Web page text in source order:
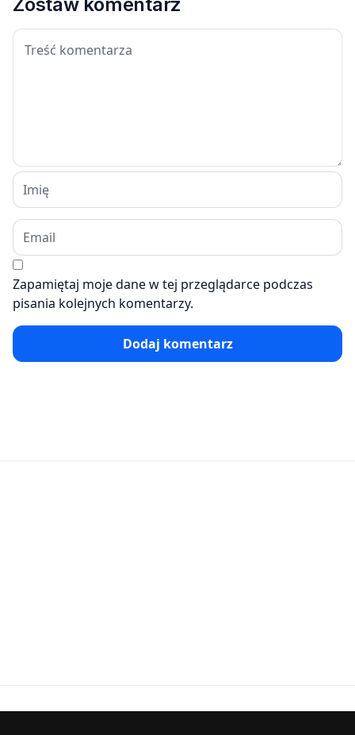
Zostaw komentarz
Zapamiętaj moje dane w tej przeglądarce podczas
pisania kolejnych komentarzy.
Dodaj komentarz